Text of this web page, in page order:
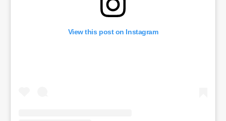
View this post on Instagram